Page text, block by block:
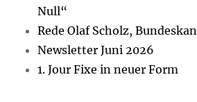
Null“
Rede Olaf Scholz,
Newsletter Juni 2026
1. Jour Fixe in neuer Form